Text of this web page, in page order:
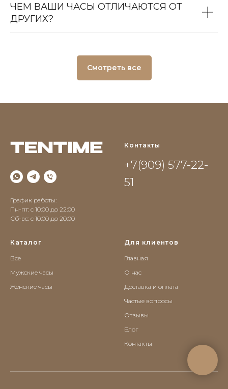
ЧЕМ ВАШИ ЧАСЫ ОТЛИЧАЮТСЯ ОТ
ДРУГИХ?
Смотреть все
График работы:
Пн-пт: с 10:00 до 22:00
Сб-вс: c 10:00 до 20:00
Контакты
+7(909) 577-22-
51
Каталог
Все
Мужские часы
Женские часы
Для клиентов
Главная
О нас
Доставка и оплата
Частые вопросы
Отзывы
Блог
Контакты